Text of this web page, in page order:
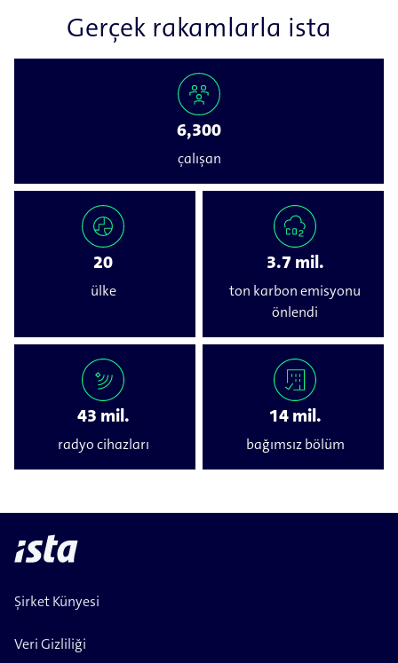
Gerçek rakamlarla ista
6,300
çalışan
20
ülke
3.7 mil.
ton karbon emisyonu
önlendi
43 mil.
radyo cihazları
14 mil.
bağımsız bölüm
Şirket Künyesi
Veri Gizliliği